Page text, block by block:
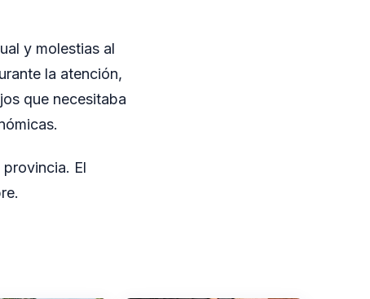
y molestias al
la atención,
que necesitaba
El